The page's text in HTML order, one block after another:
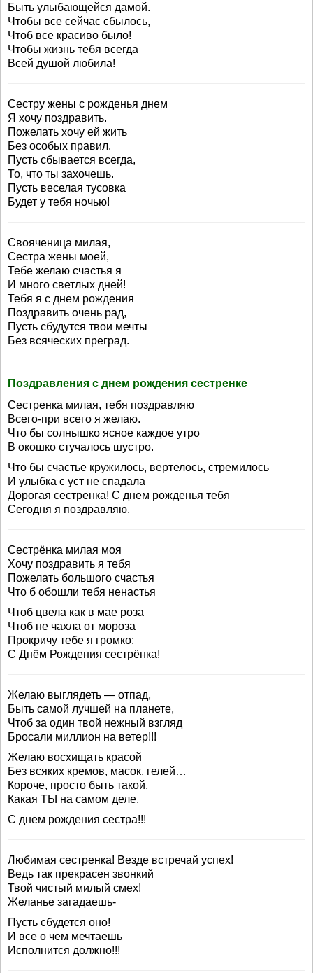
Быть улыбающейся дамой.
Чтобы все сейчас сбылось,
Чтоб все красиво было!
Чтобы жизнь тебя всегда
Всей душой любила!
Сестру жены с рожденья днем
Я хочу поздравить.
Пожелать хочу ей жить
Без особых правил.
Пусть сбывается всегда,
То, что ты захочешь.
Пусть веселая тусовка
Будет у тебя ночью!
Свояченица милая,
Сестра жены моей,
Тебе желаю счастья я
И много светлых дней!
Тебя я с днем рождения
Поздравить очень рад,
Пусть сбудутся твои мечты
Без всяческих преград.
Поздравления с днем рождения сестренке
Сестренка милая, тебя поздравляю
Всего-при всего я желаю.
Что бы солнышко ясное каждое утро
В окошко стучалось шустро.
Что бы счастье кружилось, вертелось, стремилось
И улыбка с уст не спадала
Дорогая сестренка! С днем рожденья тебя
Сегодня я поздравляю.
Сестрёнка милая моя
Хочу поздравить я тебя
Пожелать большого счастья
Что б обошли тебя ненастья
Чтоб цвела как в мае роза
Чтоб не чахла от мороза
Прокричу тебе я громко:
С Днём Рождения сестрёнка!
Желаю выглядеть — отпад,
Быть самой лучшей на планете,
Чтоб за один твой нежный взгляд
Бросали миллион на ветер!!!
Желаю восхищать красой
Без всяких кремов, масок, гелей…
Короче, просто быть такой,
Какая ТЫ на самом деле.
С днем рождения сестра!!!
Любимая сестренка! Везде встречай успех!
Ведь так прекрасен звонкий
Твой чистый милый смех!
Желанье загадаешь-
Пусть сбудется оно!
И все о чем мечтаешь
Исполнится должно!!!